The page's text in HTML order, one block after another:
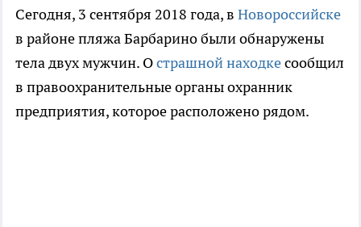
Сегодня, 3 сентября 2018 года, в Новороссийске
в районе пляжа Барбарино были обнаружены
тела двух мужчин. Острашной находкесообщил
в правоохранительные органы охранник
предприятия, которое расположено рядом.